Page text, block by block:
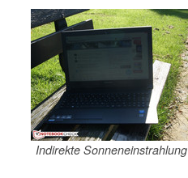
Indirekte Sonneneinstrahlung